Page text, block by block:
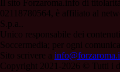
Il sito Forzaroma.info di
02118780564, è affiliato al
S.p.a..
Unico responsabile dei
Soccermedia; per ogni
Sito scrivere a
Copyright 2021-2026 © Tutti i